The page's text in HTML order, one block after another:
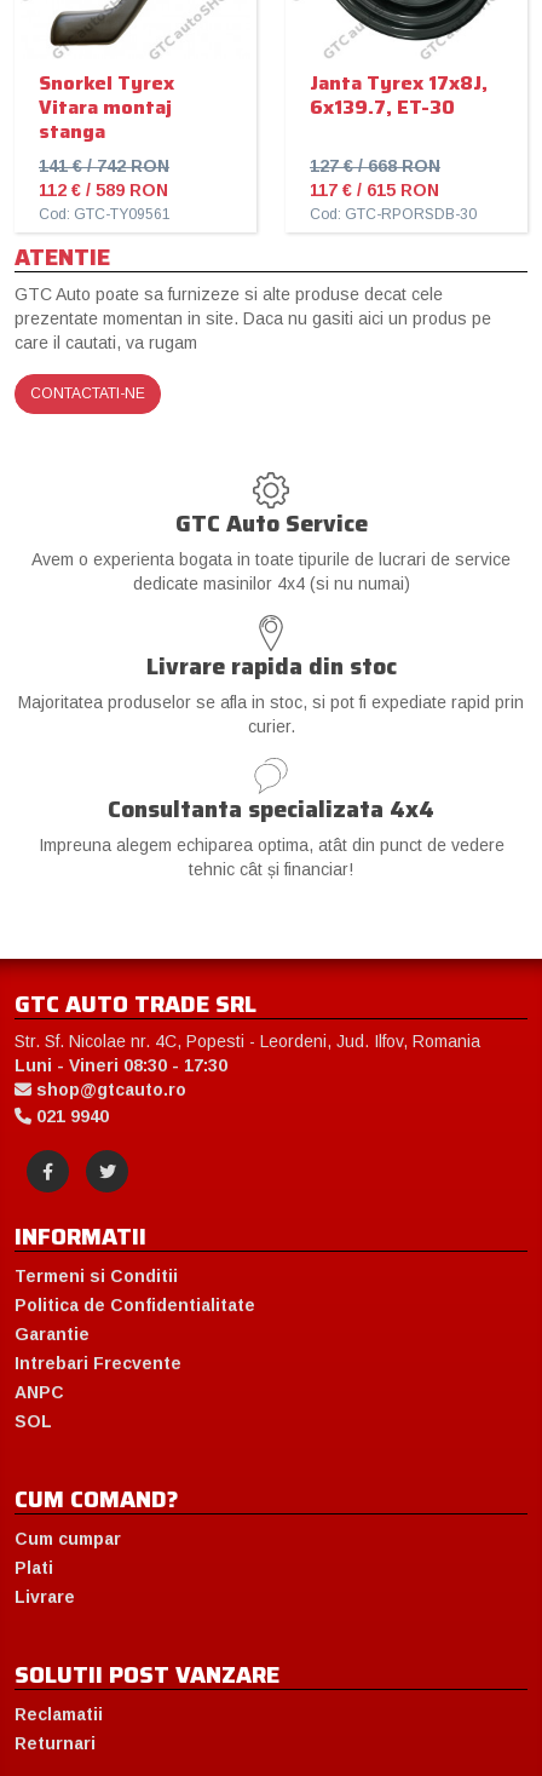
Snorkel Tyrex
Vitara montaj
stanga
141 € / 742 RON
112 € / 589 RON
Cod: GTC-TY09561
Janta Tyrex 17x8J,
6x139.7, ET-30
127 € / 668 RON
117 € / 615 RON
Cod: GTC-RPORSDB-30
ATENTIE
GTC Auto poate sa furnizeze si alte produse decat cele
prezentate momentan in site. Daca nu gasiti aici un produs pe
care il cautati, va rugam
CONTACTATI-NE
GTC Auto Service
Avem o experienta bogata in toate tipurile de lucrari de service
dedicate masinilor 4x4 (si nu numai)
Livrare rapida din stoc
Majoritatea produselor se afla in stoc, si pot fi expediate rapid prin
curier.
Consultanta specializata 4x4
Impreuna alegem echiparea optima, atât din punct de vedere
tehnic cât și financiar!
GTC AUTO TRADE SRL
Str. Sf. Nicolae nr. 4C, Popesti - Leordeni, Jud. Ilfov, Romania
Luni - Vineri 08:30 - 17:30
shop@gtcauto.ro
021 9940
INFORMATII
Termeni si Conditii
Politica de Confidentialitate
Garantie
Intrebari Frecvente
ANPC
SOL
CUM COMAND?
Cum cumpar
Plati
Livrare
SOLUTII POST VANZARE
Reclamatii
Returnari